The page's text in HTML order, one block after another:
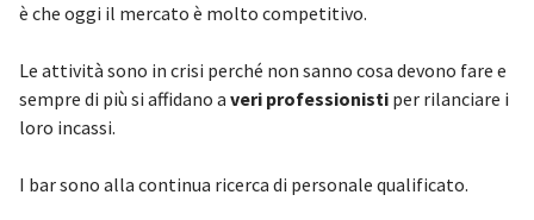
è che oggi il mercato è molto competitivo.
Le attività sono in crisi perché non sanno cosa devono fare e
sempre di più si affidano a veri professionistiper rilanciare i
loro incassi.
I bar sono alla continua ricerca di personale qualificato.